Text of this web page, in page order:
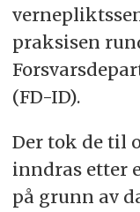
praksisen
(FD-ID).
Der tok de til
inndras etter
på grunn av